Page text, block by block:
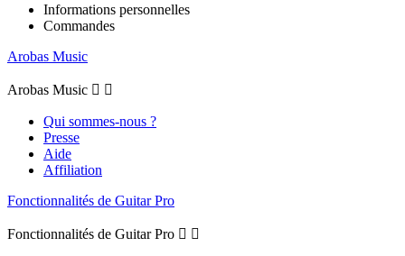
Informations personnelles
Commandes
Arobas Music
Arobas Music  
Qui sommes-nous ?
Presse
Aide
Affiliation
Fonctionnalités de Guitar Pro
Fonctionnalités de Guitar Pro  